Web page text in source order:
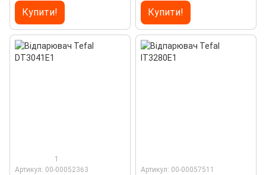
Купити! Купити!
1
Артикул: 00-00052363
Артикул: 00-00057511